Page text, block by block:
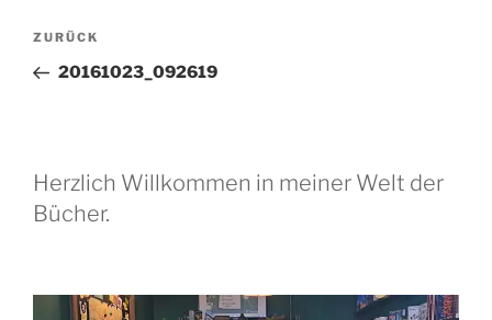
Beitragsnavigation
Vorheriger
Beitrag
ZURÜCK
20161023_092619
Herzlich Willkommen in meiner Welt der
Bücher.